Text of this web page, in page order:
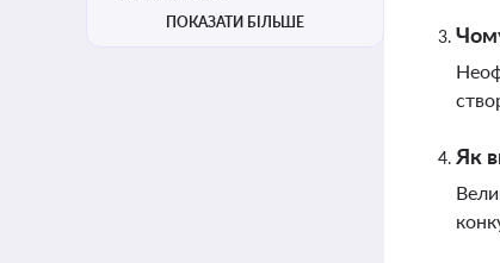
ПОКАЗАТИ БІЛЬШЕ
Як